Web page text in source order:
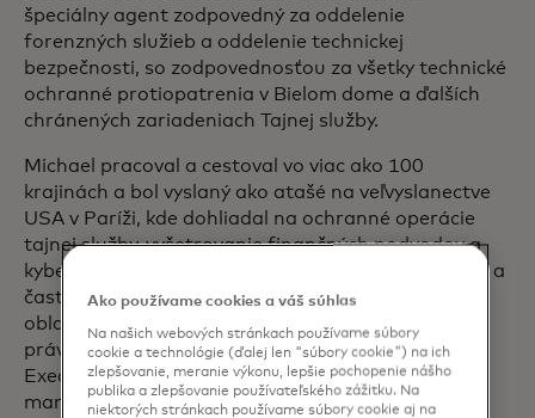
špeciálny agent zodpovedný za oddelenie
forenzných služieb a oddelenie technickej
bezpečnosti, so zodpovednosťou za všetky technické
ochranné protiopatrenia v Bielom dome a ďalších
chránených zariadeniach Tajnej služby.
Michael pracoval a cestoval vo viac ako 100
krajinách a bol vyslaný ako atašé na veľvyslanectve
USA v Paríži, kde dohliadal na ochranné operácie
tajnej služby, vyšetrovanie finančných podvodov a
kybernetickej kriminality v západnej Európe, Rusku a
častiach Afriky. Má viac ako 28 rokov skúseností v
oblasti federálnych vyšetrovaní a presadzovania
práva a je certifikovaný v rámci programu Senior
Executive Service Úradom pre personálny
manažment Ministerstva vnútornej bezpečnosti.
Ako používame cookies a váš súhlas
Na našich webových stránkach používame súbory
cookie a technológie (ďalej len "súbory cookie") na ich
zlepšovanie, meranie výkonu, lepšie pochopenie nášho
publika a zlepšovanie používateľského zážitku. Na
niektorých stránkach používame súbory cookie aj na